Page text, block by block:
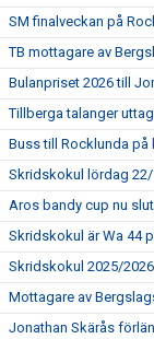
SM finalveckan på
TB mottagare av
Bulanpriset 2026 till
Tillberga talanger
Buss till Rocklunda på
Skridskokul lördag
Aros bandy cup nu
Skridskokul är Wa 44
Skridskokul 2025/
Mottagare av
Jonathan Skärås